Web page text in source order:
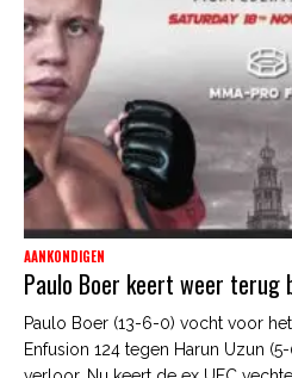
AANKONDIGEN
Paulo Boer keert weer terug
Paulo Boer (13-6-0) vocht voor
Enfusion 124 tegen Harun Uzun